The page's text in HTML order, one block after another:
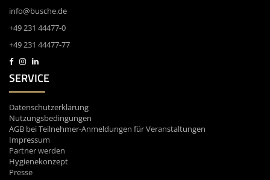
info@busche.de
+49 231 44477-0
+49 231 44477-77
SERVICE
Datenschutzerklärung
Nutzungsbedingungen
AGB bei Teilnehmer-Anmeldungen für Veranstaltungen
Impressum
Partner werden
Hygienekonzept
Presse